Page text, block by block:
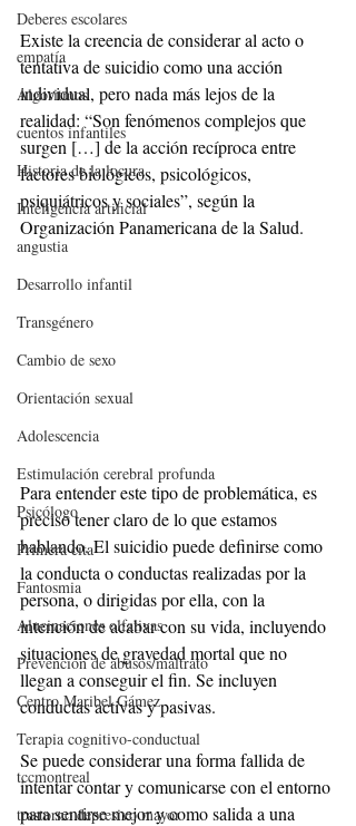
Deberes escolares
empatía
Algoritmos
cuentos infantiles
Historia de la locura
Inteligencia artificial
angustia
Desarrollo infantil
Transgénero
Cambio de sexo
Orientación sexual
Adolescencia
Estimulación cerebral profunda
Psicólogo
Primera cita
Fantosmia
Alucinaciones olfativas
Prevención de abusos/maltrato
Centro Maribel Gámez
Terapia cognitivo-conductual
tccmontreal
trastorno depresivo mayor
Existe la creencia de considerar al acto o
tentativa de suicidio como una acción
individual, pero nada más lejos de la
realidad: “Son fenómenos complejos que
surgen […] de la acción recíproca entre
factores biológicos, psicológicos,
psiquiátricos y sociales”, según la
Organización Panamericana de la Salud.
Para entender este tipo de problemática, es
preciso tener claro de lo que estamos
hablando. El suicidio puede definirse como
la conducta o conductas realizadas por la
persona, o dirigidas por ella, con la
intención de acabar con su vida, incluyendo
situaciones de gravedad mortal que no
llegan a conseguir el fin. Se incluyen
conductas activas y pasivas.
Se puede considerar una forma fallida de
intentar contar y comunicarse con el entorno
para sentirse mejor y como salida a una